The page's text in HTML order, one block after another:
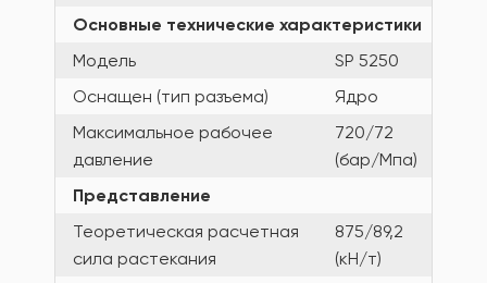
Основные технические характеристики
Модель
SP 5250
Оснащен (тип разъема)
Ядро
Максимальное рабочее
давление
720/72
(бар/Мпа)
Представление
Теоретическая расчетная
сила растекания
875/89,2
(кН/т)